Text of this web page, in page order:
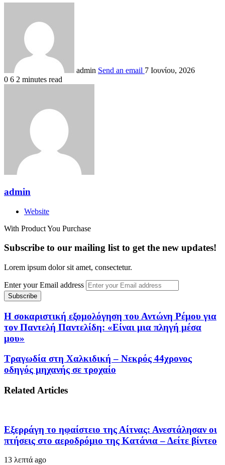
admin Send an email 7 Ιουνίου, 2026
0 6 2 minutes read
admin
Website
With Product You Purchase
Subscribe to our mailing list to get the new updates!
Lorem ipsum dolor sit amet, consectetur.
Enter your Email address
Η σοκαριστική εξομολόγηση του Αντώνη Ρέμου για
τον Παντελή Παντελίδη: «Είναι μια πληγή μέσα
μου»
Τραγωδία στη Χαλκιδική – Νεκρός 44χρονος
οδηγός μηχανής σε τροχαίο
Related Articles
Εξερράγη το ηφαίστειο της Αίτνας: Ανεστάλησαν οι
πτήσεις στο αεροδρόμιο της Κατάνια – Δείτε βίντεο
13 λεπτά ago